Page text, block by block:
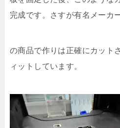
完成です。さすが有名メーカ
の商品で作りは正確にカット
ィットしています。